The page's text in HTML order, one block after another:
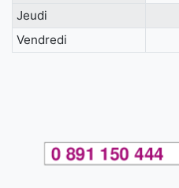
Jeudi
Vendredi